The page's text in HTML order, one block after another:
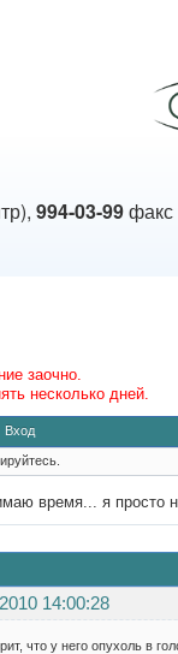
994-03-99факс
заочно.
несколько дней.
Вход
время... я просто
14:00:28
что у него опухоль в